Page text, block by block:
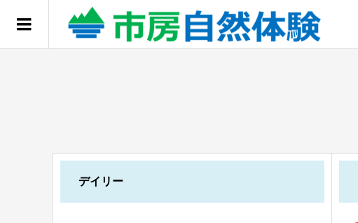
デイリー